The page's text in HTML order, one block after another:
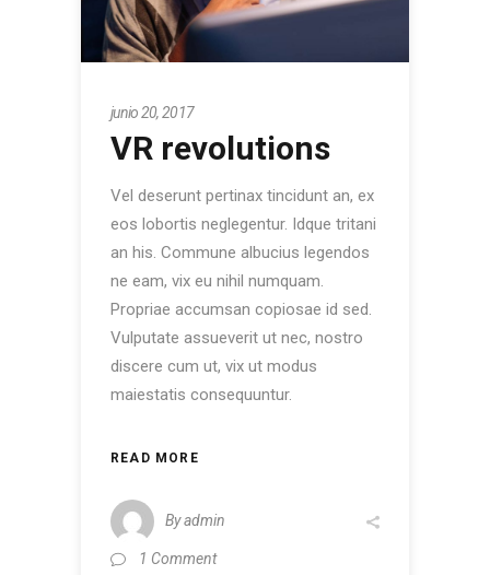
junio 20, 2017
VR revolutions
Vel deserunt pertinax tincidunt an, ex
eos lobortis neglegentur. Idque tritani
an his. Commune albucius legendos
ne eam, vix eu nihil numquam.
Propriae accumsan copiosae id sed.
Vulputate assueverit ut nec, nostro
discere cum ut, vix ut modus
maiestatis consequuntur.
READ MORE
Byadmin
1 Comment